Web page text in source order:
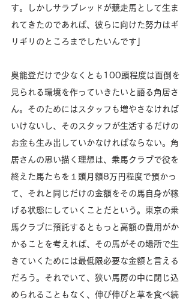
す。しかしサラブレッドが競走馬として生ま
れてきたのであれば、彼らに向けた努力はギ
リギリのところまでしたいんです」
奥能登だけで少なくとも100頭程度は面倒を
見られる環境を作っていきたいと語る角居さ
ん。そのためにはスタッフも増やさなければ
いけないし、そのスタッフが生活するだけの
お金も生み出していかなければならない。角
居さんの思い描く理想は、乗馬クラブで役を
終えた馬たちを１頭月額8万円程度で預かっ
て、それと同じだけの金額をその馬自身が稼
げる状態にしていくことだという。東京の乗
馬クラブに預託するともっと高額の費用がか
かることを考えれば、その馬がその場所で生
きていくためには最低限必要な金額と言える
だろう。それでいて、狭い馬房の中に閉じ込
められることもなく、伸び伸びと草を食べ続